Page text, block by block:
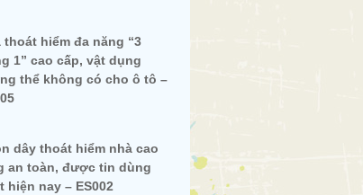
thoát hiểm đa năng “3
1” cao cấp, vật dụng
thể không có cho ô tô –
dây thoát hiểm nhà cao
an toàn, được tin dùng
hiện nay – ES002